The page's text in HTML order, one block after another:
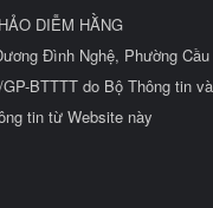
DIỄM HẰNG
Đình Nghệ, Phường
BTTTT do Bộ Thông tin
tin từ Website này